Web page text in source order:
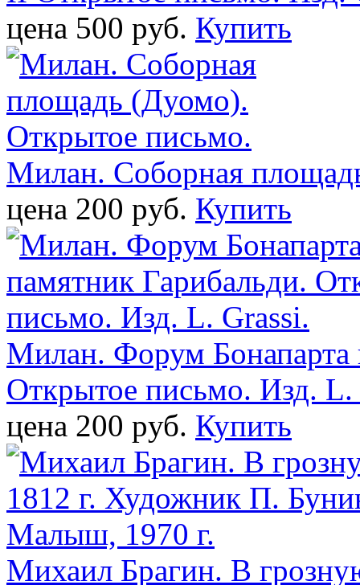
цена 500 pуб. Купить
Милан. Соборная
цена 200 pуб. Купить
Милан. Форум Бонапарта
Открытое письмо. Изд. L.
цена 200 pуб. Купить
Михаил Брагин. В